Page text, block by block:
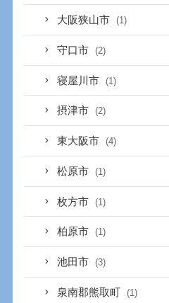
大阪狭山市 (1)
守口市 (2)
寝屋川市 (1)
摂津市 (2)
東大阪市 (4)
松原市 (1)
枚方市 (1)
柏原市 (1)
池田市 (3)
泉南郡熊取町 (1)